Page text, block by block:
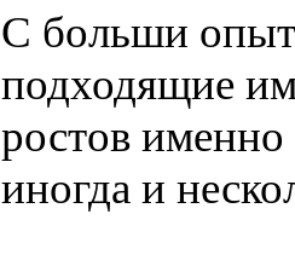
С больши
подходящие
ростов именно
иногда и